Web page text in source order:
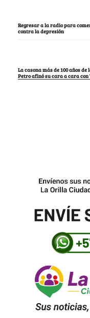
Regresar a la radio para
contra la depresión
La casona más de 100 años
Petro afinó su cara a cara